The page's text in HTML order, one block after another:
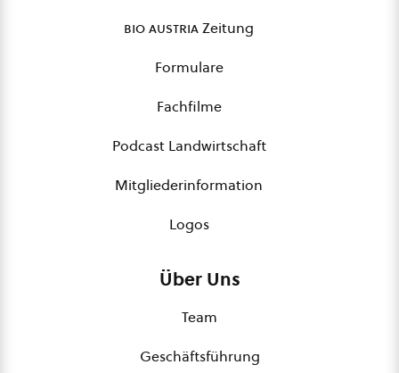
bio austriaZeitung
Formulare
Fachfilme
Podcast Landwirtschaft
Mitgliederinformation
Logos
Über Uns
Team
Geschäftsführung